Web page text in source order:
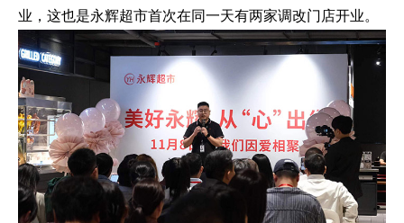
业，这也是永辉超市首次在同一天有两家调改门店开业。